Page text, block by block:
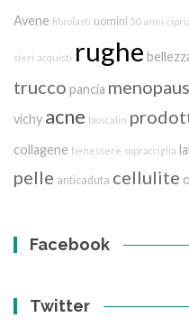
Avene fibrolasti uomini 50 anni
sieri acquisti rughe
trucco pancia
vichy acne bioscalin
collagene benessere sopracciglia
pelle anticaduta cellulite
Facebook
Twitter